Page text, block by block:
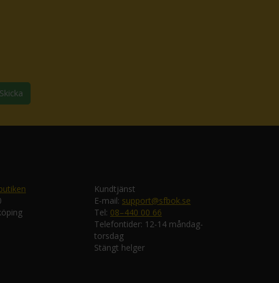
Skicka
Kundtjänst
E-mail: support@sfbok.se
Tel: 08–440 00 66
Telefontider: 12-14 måndag-
torsdag
Stängt helger